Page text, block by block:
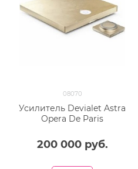
08070
Усилитель Devialet Astra
Opera De Paris
200 000 руб.